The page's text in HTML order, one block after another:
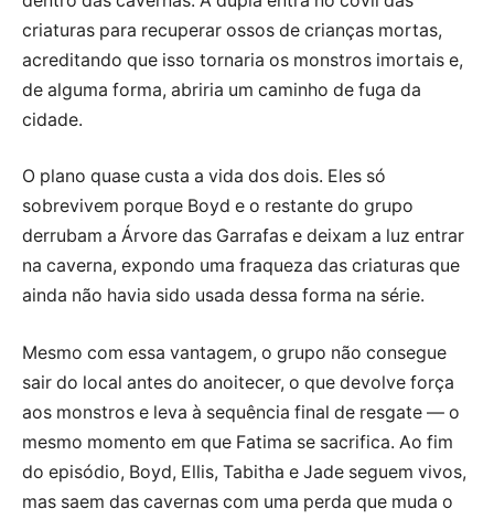
criaturas para recuperar ossos de crianças mortas,
acreditando que isso tornaria os monstros imortais e,
de alguma forma, abriria um caminho de fuga da
cidade.
O plano quase custa a vida dos dois. Eles só
sobrevivem porque Boyd e o restante do grupo
derrubam a Árvore das Garrafas e deixam a luz entrar
na caverna, expondo uma fraqueza das criaturas que
ainda não havia sido usada dessa forma na série.
Mesmo com essa vantagem, o grupo não consegue
sair do local antes do anoitecer, o que devolve força
aos monstros e leva à sequência final de resgate — o
mesmo momento em que Fatima se sacrifica. Ao fim
do episódio, Boyd, Ellis, Tabitha e Jade seguem vivos,
mas saem das cavernas com uma perda que muda o